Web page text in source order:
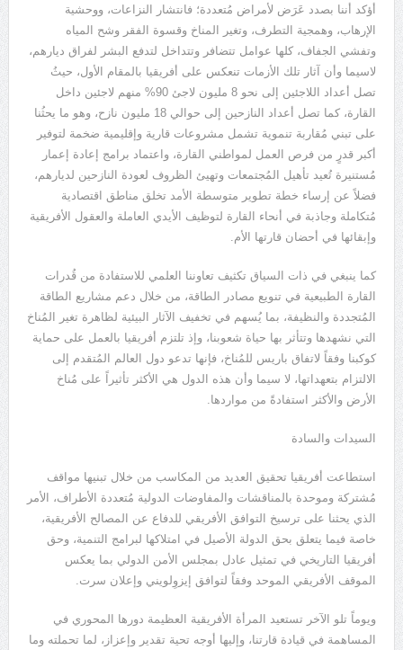
أؤكد أننا بصدد عَرَض لأمراض مُتعددة؛ فانتشار النزاعات، ووحشية
الإرهاب، وهمجية التطرف، وتغير المناخ وقسوة الفقر وشح المياه
وتفشي الجفاف، كلها عوامل تتضافر وتتداخل لتدفع البشر لفراق ديارهم،
لاسيما وأن آثار تلك الأزمات تنعكس على أفريقيا بالمقام الأول، حيثُ
تصل أعداد اللاجئين إلى نحو 8 مليون لاجئ 90% منهم لاجئين داخل
القارة، كما تصل أعداد النازحين إلى حوالي 18 مليون نازح، وهو ما يحثُنا
على تبني مُقاربة تنموية تشمل مشروعات قارية وإقليمية ضخمة لتوفير
أكبر قدرٍ من فرص العمل لمواطني القارة، واعتماد برامج إعادة إعمار
مُستنيرة تُعيد تأهيل المُجتمعات وتهيئ الظروف لعودة النازحين لديارهم،
فضلاً عن إرساء خطة تطوير متوسطة الأمد تخلق مناطق اقتصادية
مُتكاملة وجاذبة في أنحاء القارة لتوظيف الأيدي العاملة والعقول الأفريقية
وإبقائها في أحضان قارتها الأم.
كما ينبغي في ذات السياق تكثيف تعاوننا العلمي للاستفادة من قُدرات
القارة الطبيعية في تنويع مصادر الطاقة، من خلال دعم مشاريع الطاقة
المُتجددة والنظيفة، بما يُسهم في تخفيف الآثار البيئية لظاهرة تغير المُناخ
التي نشهدها وتتأثر بها حياة شعوبنا، وإذ تلتزم أفريقيا بالعمل على حماية
كوكبنا وفقاً لاتفاق باريس للمُناخ، فإنها تدعو دول العالم المُتقدم إلى
الالتزام بتعهداتها، لا سيما وأن هذه الدول هي الأكثر تأثيراً على مُناخ
الأرض والأكثر استفادةً من مواردها.
السيدات والسادة
استطاعت أفريقيا تحقيق العديد من المكاسب من خلال تبنيها مواقف
مُشتركة وموحدة بالمناقشات والمفاوضات الدولية مُتعددة الأطراف، الأمر
الذي يحثنا على ترسيخ التوافق الأفريقي للدفاع عن المصالح الأفريقية،
خاصة فيما يتعلق بحق الدولة الأصيل في امتلاكها لبرامج التنمية، وحق
أفريقيا التاريخي في تمثيل عادل بمجلس الأمن الدولي بما يعكس
الموقف الأفريقي الموحد وفقاً لتوافق إيزوِلويني وإعلان سرت.
ويوماً تلو الآخر تستعيد المرأة الأفريقية العظيمة دورها المحوري في
المساهمة في قيادة قارتنا، وإليها أوجه تحية تقدير وإعزاز، لما تحملته وما